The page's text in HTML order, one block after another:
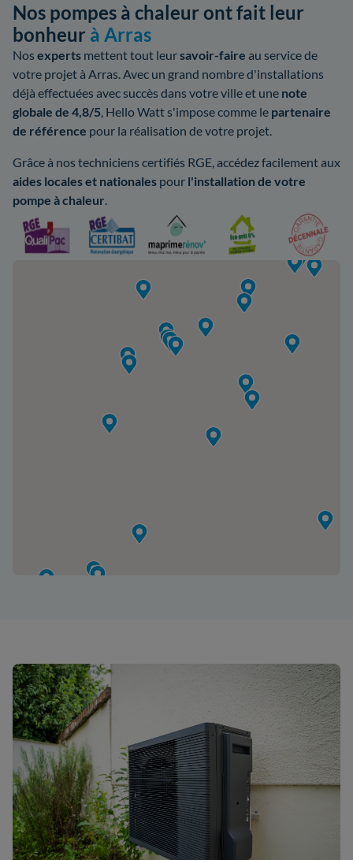
Nos pompes à chaleur ont fait leur
bonheur à Arras
Nos experts mettent tout leursavoir-faire au service de
votre projet à Arras. Avec un grand nombre d'installations
déjà effectuées avec succès dans votre ville et une note
globale de 4,8/5, Hello Watt s'impose comme le partenaire
de référence pour la réalisation de votre projet.
Grâce à nos techniciens certifiés RGE, accédez facilement aux
aides locales et nationales pour l'installation de votre
pompe à chaleur.